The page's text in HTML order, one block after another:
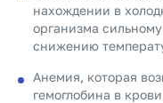
нахождении в
организма
снижению
Анемия, которая
гемоглобина в